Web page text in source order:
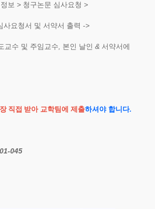
보 > 청구논문 심사요청 >
사요청서 및 서약서 출력 ->
교수 및 주임교수 본인 날인 & 서약서에
직접 받아 교학팀에 제출하셔야 합니다.
045